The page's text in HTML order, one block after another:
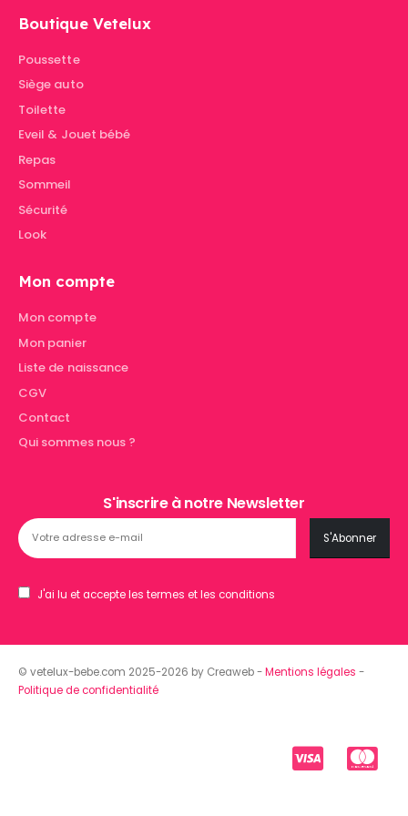
Boutique Vetelux
Poussette
Siège auto
Toilette
Eveil & Jouet bébé
Repas
Sommeil
Sécurité
Look
Mon compte
Mon compte
Mon panier
Liste de naissance
CGV
Contact
Qui sommes nous ?
S'inscrire à notre Newsletter
J'ai lu et accepte les termes et les conditions
© vetelux-bebe.com 2025-2026 by Creaweb -Mentions légales -
Politique de confidentialité